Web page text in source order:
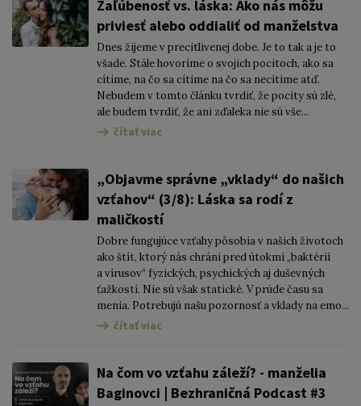
Zaľúbenosť vs. láska: Ako nás môžu
priviesť alebo oddialiť od manželstva
Dnes žijeme v precitlivenej dobe. Je to tak a je to
všade. Stále hovoríme o svojich pocitoch, ako sa
cítime, na čo sa cítime na čo sa necítime atď.
Nebudem v tomto článku tvrdiť, že pocity sú zlé,
ale budem tvrdiť, že ani zďaleka nie sú vše...
čítať viac
„Objavme správne „vklady“ do našich
vzťahov“ (3/8): Láska sa rodí z
maličkostí
Dobre fungujúce vzťahy pôsobia v našich životoch
ako štít, ktorý nás chráni pred útokmi „baktérií
a vírusov“ fyzických, psychických aj duševných
ťažkostí. Nie sú však statické. V prúde času sa
menia. Potrebujú našu pozornosť a vklady na emo...
čítať viac
Na čom vo vzťahu záleží? - manželia
Baginovci | Bezhraničná Podcast #3